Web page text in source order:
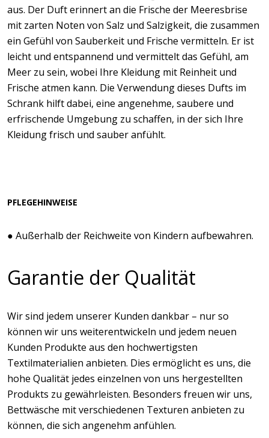
aus. Der Duft erinnert an die Frische der Meeresbrise
mit zarten Noten von Salz und Salzigkeit, die zusammen
ein Gefühl von Sauberkeit und Frische vermitteln. Er ist
leicht und entspannend und vermittelt das Gefühl, am
Meer zu sein, wobei Ihre Kleidung mit Reinheit und
Frische atmen kann. Die Verwendung dieses Dufts im
Schrank hilft dabei, eine angenehme, saubere und
erfrischende Umgebung zu schaffen, in der sich Ihre
Kleidung frisch und sauber anfühlt.​
PFLEGEHINWEISE
● Außerhalb der Reichweite von Kindern aufbewahren.
Garantie der Qualität
Wir sind jedem unserer Kunden dankbar – nur so
können wir uns weiterentwickeln und jedem neuen
Kunden Produkte aus den hochwertigsten
Textilmaterialien anbieten. Dies ermöglicht es uns, die
hohe Qualität jedes einzelnen von uns hergestellten
Produkts zu gewährleisten. Besonders freuen wir uns,
Bettwäsche mit verschiedenen Texturen anbieten zu
können, die sich angenehm anfühlen.